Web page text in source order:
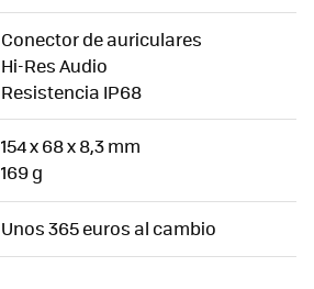
Conector de auriculares
Hi-Res Audio
Resistencia IP68
154 x 68 x 8,3 mm
169 g
Unos 365 euros al cambio